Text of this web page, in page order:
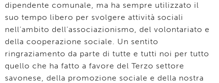
dipendente comunale, ma ha sempre utilizzato il
suo tempo libero per svolgere attività sociali
nell’ambito dell’associazionismo, del volontariato e
della cooperazione sociale. Un sentito
ringraziamento da parte di tutte e tutti noi per tutto
quello che ha fatto a favore del Terzo settore
savonese, della promozione sociale e della nostra